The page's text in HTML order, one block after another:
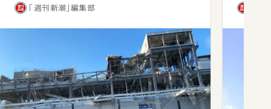
「週刊新潮」編集部